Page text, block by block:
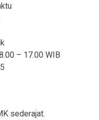
– 17.00 WIB
sederajat.